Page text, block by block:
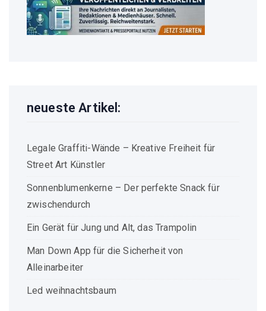
neueste Artikel:
Legale Graffiti-Wände – Kreative Freiheit für
Street Art Künstler
Sonnenblumenkerne – Der perfekte Snack für
zwischendurch
Ein Gerät für Jung und Alt, das Trampolin
Man Down App für die Sicherheit von
Alleinarbeiter
Led weihnachtsbaum